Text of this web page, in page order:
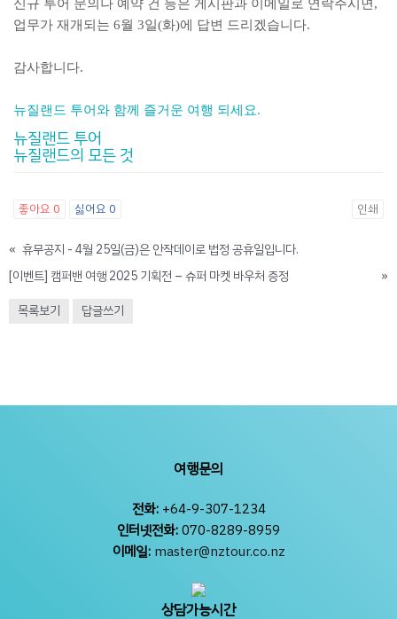
신규 투어 문의나 예약 건 등은 게시판과 이메일로 연락주시면,
업무가 재개되는 6월 3일(화)에 답변 드리겠습니다.
감사합니다.
뉴질랜드 투어와 함께 즐거운 여행 되세요.
뉴질랜드 투어
뉴질랜드의 모든 것
좋아요 0 싫어요 0 인쇄
« 휴무공지 - 4월 25일(금)은 안작데이로 법정 공휴일입니다.
[이벤트] 캠퍼밴 여행 2025 기획전 – 슈퍼 마켓 바우처 증정
»
목록보기
답글쓰기
여행문의
전화:+64-9-307-1234
인터넷전화:070-8289-8959
이메일: master@nztour.co.nz
상담가능시간